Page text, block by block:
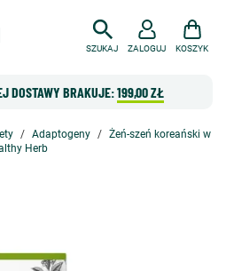
SZUKAJ
DOSTAWY BRAKUJE:199,00 ZŁ
ZALOGUJ KOSZYK
Adaptogeny
Żeń-szeń koreański w
Herb